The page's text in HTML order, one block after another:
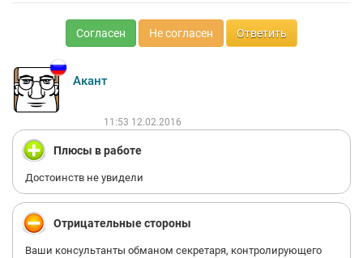
Согласен Не согласен Ответить
Акант
11:53 12.02.2016
Плюсы в работе
Достоинств не увидели
Отрицательные стороны
Ваши консультанты обманом секретаря, контролирующего